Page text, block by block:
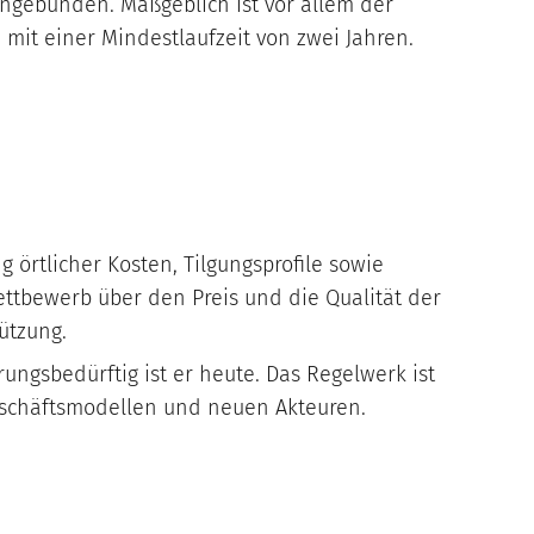
mit einer Mindestlaufzeit von zwei Jahren.
örtlicher Kosten, Tilgungsprofile sowie
über den Preis und die Qualität der
ist er heute. Das Regelwerk ist
und neuen Akteuren.